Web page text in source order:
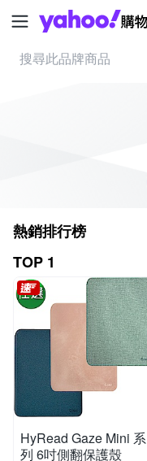
熱銷排行榜
TOP 1
HyRead Gaze Mini 系
列 6吋側翻保護殼